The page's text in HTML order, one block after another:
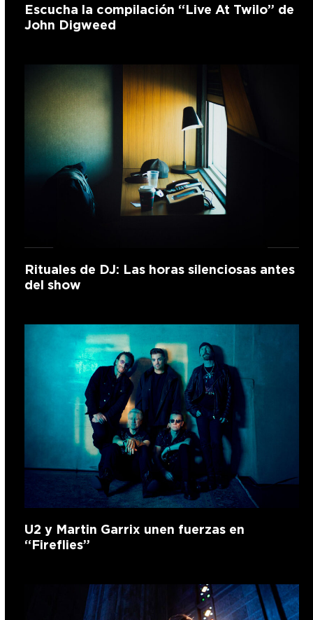
Escucha la compilación “Live At Twilo” de
John Digweed
Rituales de DJ: Las horas silenciosas antes
del show
U2 y Martin Garrix unen fuerzas en
“Fireflies”